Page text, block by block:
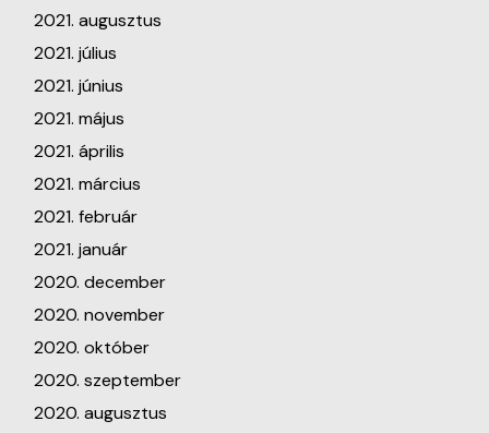
2021. augusztus
2021. július
2021. június
2021. május
2021. április
2021. március
2021. február
2021. január
2020. december
2020. november
2020. október
2020. szeptember
2020. augusztus